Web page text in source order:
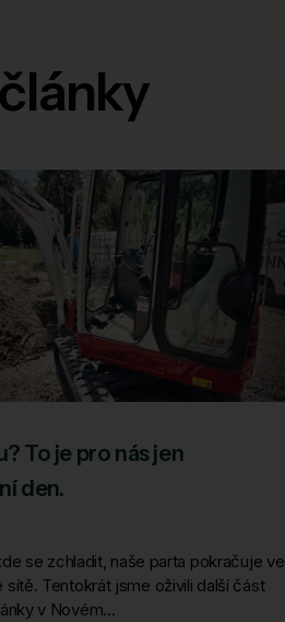
To je pro nás jen
den.
se zchladit, naše parta pokračuje ve
Tentokrát jsme oživili další část
v Novém...